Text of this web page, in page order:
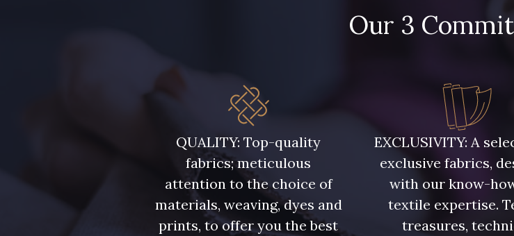
Our 3
QUALITY: Top-quality
fabrics; meticulous
attention to the choice of
materials, weaving, dyes and
prints, to offer you the best
EXCLUSIVITY: A
exclusive fabrics,
with our know-
textile expertise.
treasures,